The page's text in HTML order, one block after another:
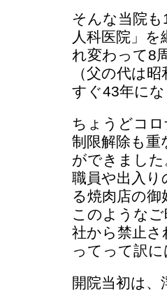
そんな当院
人科医院」
れ変わって8
（父の代は
すぐ43年に
ちょうどコ
制限解除も
ができました
職員や出入
る焼肉店の
このような
社から禁止
ってって訳
開院当初は